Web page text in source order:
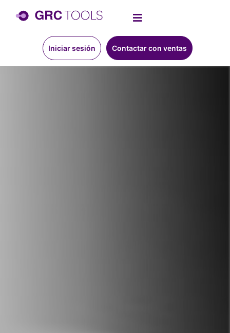
Iniciar sesión Contactar con ventas